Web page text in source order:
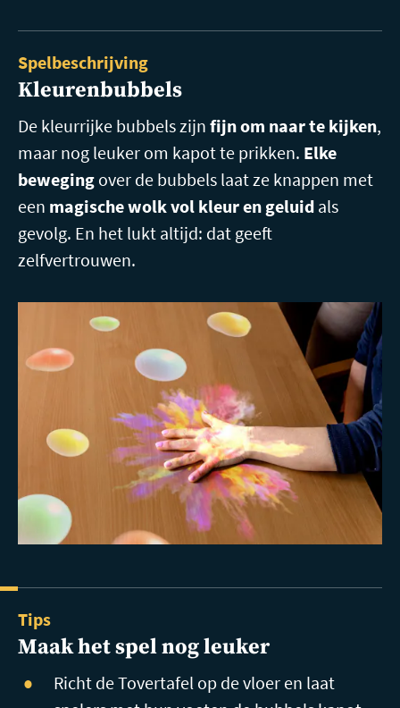
Spelbeschrijving
Kleurenbubbels
De kleurrijke bubbels zijn fijn om naar te kijken,
maar nog leuker om kapot te prikken. Elke
beweging over de bubbels laat ze knappen met
een magische wolk vol kleur en geluid als
gevolg. En het lukt altijd: dat geeft
zelfvertrouwen.
Tips
Maak het spel nog leuker
Richt de Tovertafel op de vloer en laat